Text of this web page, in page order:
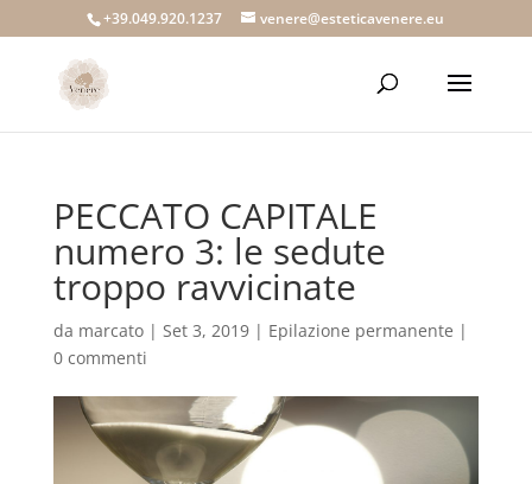
+39.049.920.1237 venere@esteticavenere.eu
PECCATO CAPITALE
numero 3: le sedute
troppo ravvicinate
da marcato| Set 3, 2019| Epilazione permanente |
0 commenti